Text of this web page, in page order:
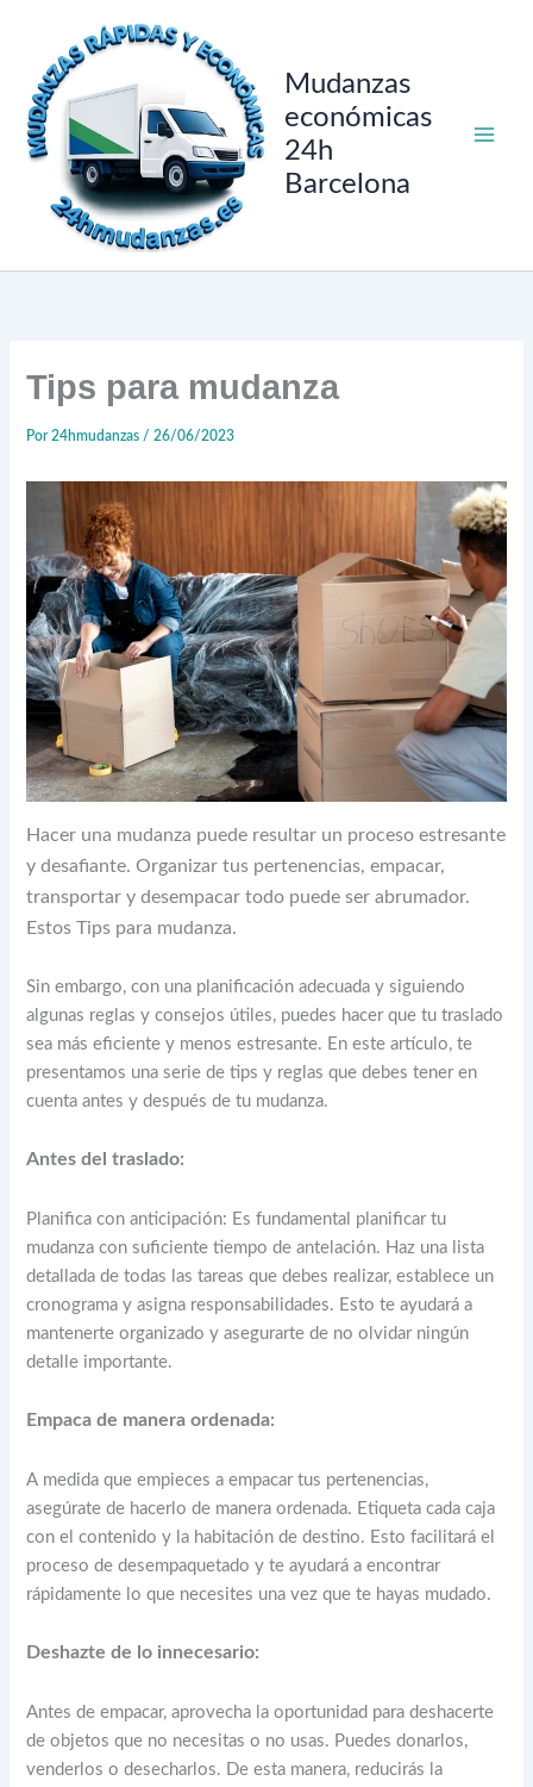
contenido
Mudanzas
económicas
24h
Barcelona
Tips para mudanza
Por24hmudanzas /26/06/2023
Hacer una mudanza puede resultar un proceso estresante
y desafiante. Organizar tus pertenencias, empacar,
transportar y desempacar todo puede ser abrumador.
Estos Tips para mudanza.
Sin embargo, con una planificación adecuada y siguiendo
algunas reglas y consejos útiles, puedes hacer que tu traslado
sea más eficiente y menos estresante. En este artículo, te
presentamos una serie de tips y reglas que debes tener en
cuenta antes y después de tu mudanza.
Antes del traslado:
Planifica con anticipación: Es fundamental planificar tu
mudanza con suficiente tiempo de antelación. Haz una lista
detallada de todas las tareas que debes realizar, establece un
cronograma y asigna responsabilidades. Esto te ayudará a
mantenerte organizado y asegurarte de no olvidar ningún
detalle importante.
Empaca de manera ordenada:
A medida que empieces a empacar tus pertenencias,
asegúrate de hacerlo de manera ordenada. Etiqueta cada caja
con el contenido y la habitación de destino. Esto facilitará el
proceso de desempaquetado y te ayudará a encontrar
rápidamente lo que necesites una vez que te hayas mudado.
Deshazte de lo innecesario:
Antes de empacar, aprovecha la oportunidad para deshacerte
de objetos que no necesitas o no usas. Puedes donarlos,
venderlos o desecharlos. De esta manera, reducirás la